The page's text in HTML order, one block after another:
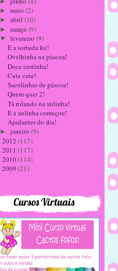
► maio (2)
► abril (10)
► março (9)
▼ fevereiro (9)
E a sortuda foi!
Ovelhinha na páscoa!
Doce cestinha!
Cute cute!
Sacolinhas de páscoa!
Quem quer 2!
Tá rolando na aulinha!
E a aulinha começou!
Ajudantes do dia!
► janeiro (9)
2012 (117)
2011 (117)
2010(114)
2009 (21)
Cursos Virtuais